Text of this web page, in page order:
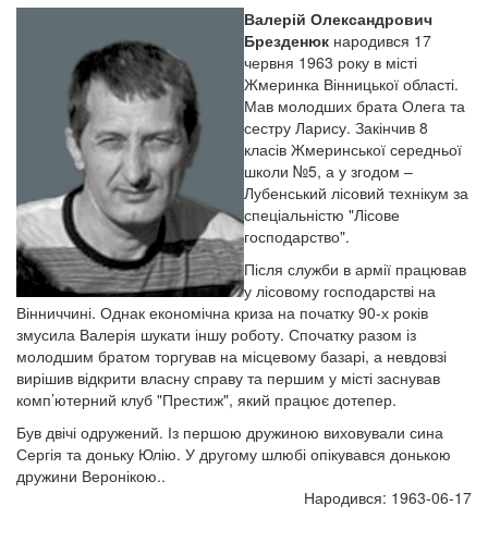
Валерій Олександрович
Брезденюк народився 17
червня 1963 року в місті
Жмеринка Вінницької області.
Мав молодших брата Олега та
сестру Ларису. Закінчив 8
класів Жмеринської середньої
школи №5, а у згодом –
Лубенський лісовий технікум за
спеціальністю "Лісове
господарство".
Після служби в армії працював
у лісовому господарстві на
Вінниччині. Однак економічна криза на початку 90-х років
змусила Валерія шукати іншу роботу. Спочатку разом із
молодшим братом торгував на місцевому базарі, а невдовзі
вирішив відкрити власну справу та першим у місті заснував
комп’ютерний клуб "Престиж", який працює дотепер.
Був двічі одружений. Із першою дружиною виховували сина
Сергія та доньку Юлію. У другому шлюбі опікувався донькою
дружини Веронікою..
Народився: 1963-06-17